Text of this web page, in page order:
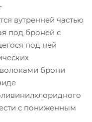
вутренней частью
под броней с
под ней
брони
с пониженным